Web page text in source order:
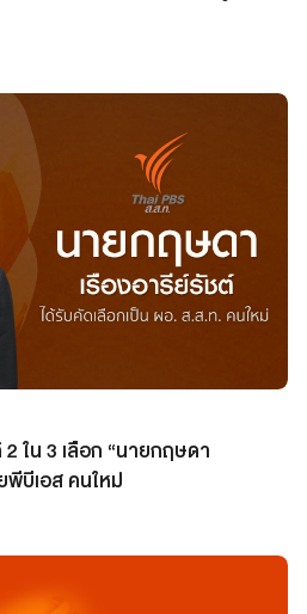
ใน 3 เลือก “นายกฤษดา
พีบีเอส คนใหม่